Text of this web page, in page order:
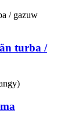
turba /